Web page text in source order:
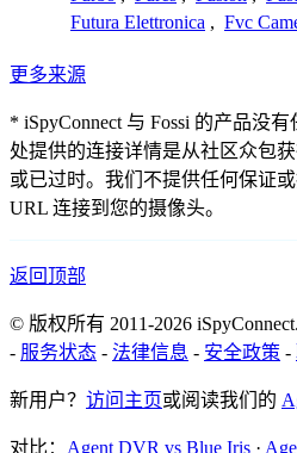
Futura Elettronica , Fvc
更多来源
* iSpyConnect 与 Fossi 的产品没
处提供的连接详情是从社区众包
或已过时。我们不提供任何保证
URL 连接到您的摄像头。
返回顶部
© 版权所有 2011-2026
- 服务状态 - 法律信息 - 安全政策 -
新用户？ 访问主页或阅读我们的
对比： Agent DVR vs Blue Iris ·